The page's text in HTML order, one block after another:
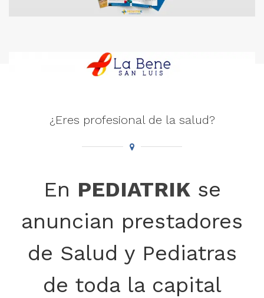
¿Eres profesional de la salud?
En PEDIATRIKse
anuncian prestadores
de Salud y Pediatras
de toda la capital